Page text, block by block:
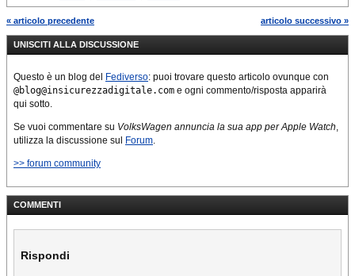
« articolo precedente articolo successivo »
UNISCITI ALLA DISCUSSIONE
Questo è un blog del Fediverso: puoi trovare questo articolo ovunque con
@blog@insicurezzadigitale.com e ogni commento/risposta apparirà
qui sotto.
Se vuoi commentare su VolksWagen annuncia la sua app per Apple Watch,
utilizza la discussione sul
Forum.
>> forum community
COMMENTI
Rispondi